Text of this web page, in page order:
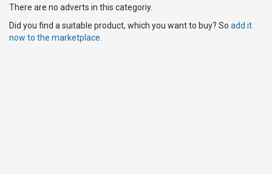
There are no adverts in this categoriy.
Did you find a suitable product, which you want to buy? So add it
now to the marketplace.